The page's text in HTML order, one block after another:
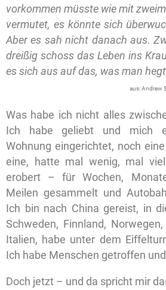
vorkommen müsste wie mit
vermutet, es könnte sich
Aber es sah nicht danach aus.
dreißig schoss das Leben ins
es sich aus auf das, was man
aus: Andrew
Was habe ich nicht alles
Ich habe geliebt und mich
Wohnung eingerichtet, noch
eine, hatte mal wenig, mal
erobert – für Wochen,
Meilen gesammelt und
Ich bin nach China gereist, in
Schweden, Finnland,
Italien, habe unter dem
Ich habe Menschen getroffen
Doch jetzt – und da spricht mir